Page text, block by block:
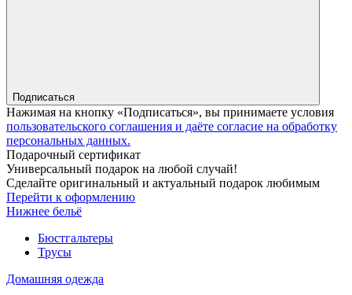
Подписаться
Нажимая на кнопку «Подписаться», вы принимаете условия
пользовательского соглашения и даёте согласие на обработку
персональных данных.
Подарочный сертификат
Универсальный подарок на любой случай!
Сделайте оригинальный и актуальный подарок любимым
Перейти к оформлению
Нижнее бельё
Бюстгальтеры
Трусы
Домашняя одежда